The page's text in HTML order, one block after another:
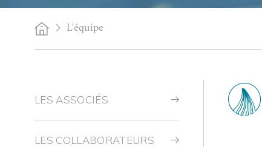
L'équipe
LES ASSOCIÉS
LES COLLABORATEURS